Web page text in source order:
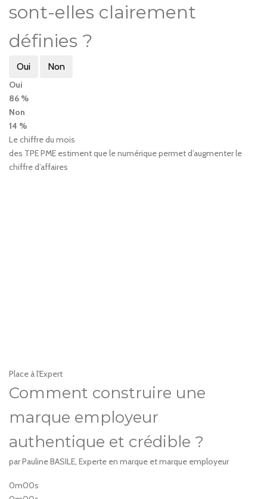
sont-elles clairement
définies ?
Oui Non
Oui
86 %
Non
14 %
Le chiffre du mois
des TPE PME estiment que le numérique permet d’augmenter le
chiffre d’affaires
Place à l'Expert
Comment construire une
marque employeur
authentique et crédible ?
par Pauline BASILE, Experte en marque et marque employeur
0m00s